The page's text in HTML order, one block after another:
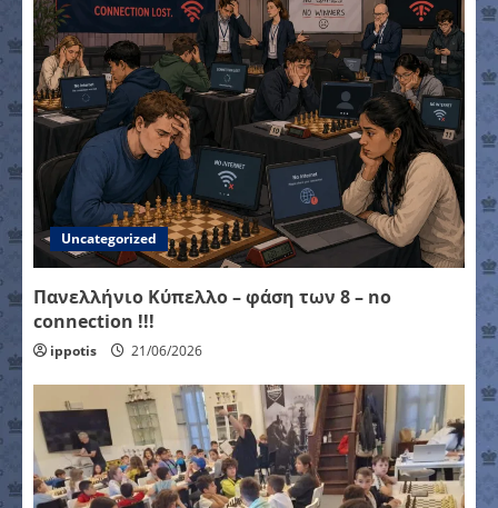
Uncategorized
Πανελλήνιο Κύπελλο – φάση των 8 – no
connection !!!
ippotis 21/06/2026